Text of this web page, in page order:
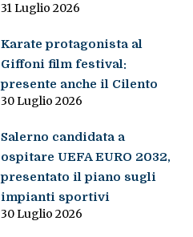
31 Luglio 2026
Karate protagonista al
Giffoni film festival:
presente anche il Cilento
30 Luglio 2026
Salerno candidata a
ospitare UEFA EURO 2032,
presentato il piano sugli
impianti sportivi
30 Luglio 2026